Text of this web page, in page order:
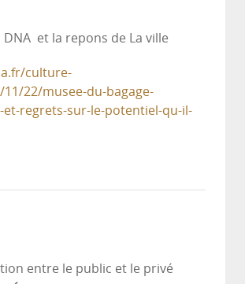
DNA et la repons de La ville
culture-
11/22/musee-du-bagage-
et-regrets-sur-le-potentiel-qu-il-
entre le public et le privé